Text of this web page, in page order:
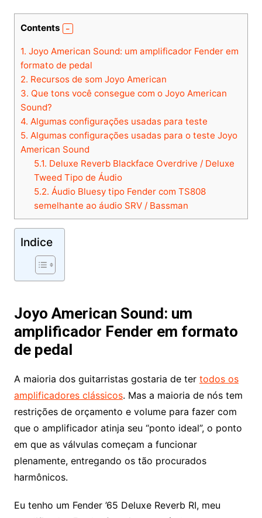
Contents
1. Joyo American Sound: um amplificador Fender em
formato de pedal
2. Recursos de som Joyo American
3. Que tons você consegue com o Joyo American
Sound?
4. Algumas configurações usadas para teste
5. Algumas configurações usadas para o teste Joyo
American Sound
5.1. Deluxe Reverb Blackface Overdrive / Deluxe
Tweed Tipo de Áudio
5.2. Áudio Bluesy tipo Fender com TS808
semelhante ao áudio SRV / Bassman
Indice
Joyo American Sound: um
amplificador Fender em formato
de pedal
A maioria dos guitarristas gostaria de ter todos os
amplificadores clássicos. Mas a maioria de nós tem
restrições de orçamento e volume para fazer com
que o amplificador atinja seu “ponto ideal”, o ponto
em que as válvulas começam a funcionar
plenamente, entregando os tão procurados
harmônicos.
Eu tenho um Fender ’65 Deluxe Reverb RI, meu